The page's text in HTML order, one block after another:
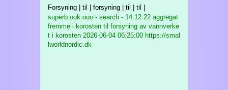
Forsyning | til | forsyning | til | til |
superb.ook.ooo - search - 14.12.22 aggregat
fremme i korosten til forsyning av vannverke
t i korosten 2026-06-04 06:25:00 https://smal
lworldnordic.dk